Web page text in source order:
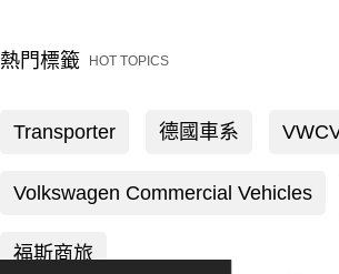
熱門標籤 HOT TOPICS
Transporter 德國車系
Volkswagen Commercial Vehicles
福斯商旅